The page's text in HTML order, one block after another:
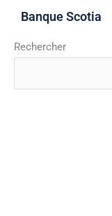
Banque Scotia
Rechercher